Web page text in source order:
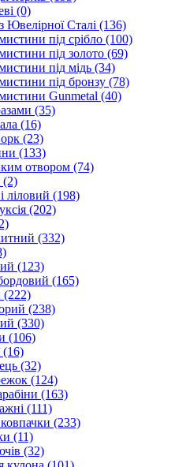
(0)
Сталі (136)
під срібло (100)
під золото (69)
під мідь (34)
під бронзу (78)
Gunmetal (40)
(35)
(16)
(23)
(133)
отвором (74)
(2)
ліловий (198)
(202)
(332)
(123)
(165)
(222)
(238)
(330)
(106)
(16)
(32)
(124)
(163)
(111)
(233)
(11)
(32)